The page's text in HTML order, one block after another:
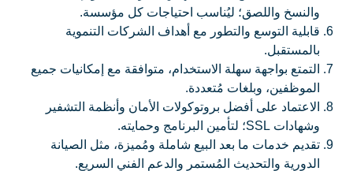
والنسخ واللصق؛ ليُناسب احتياجات كل مؤسسة.
قابلية التوسع والتطور مع أهداف الشركات التنموية
بالمستقبل.
التمتع بواجهة سهلة الاستخدام، متوافقة مع إمكانيات جميع
الموظفين، وبلغات مُتعددة.
الاعتماد على أفضل بروتوكولات الأمان وأنظمة التشفير
وشهادات SSL؛ لتأمين البرنامج وحمايته.
تقديم خدمات ما بعد البيع شاملة ومُميزة، مثل الصيانة
الدورية والتحديث المُستمر والدعم الفني السريع.